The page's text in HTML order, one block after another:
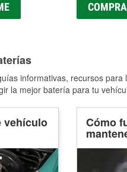
informativas, recursos
la mejor batería para tu
vehículo Cómo